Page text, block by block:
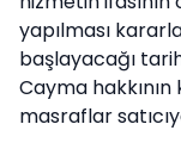
yapılması
başlayacağı
Cayma
masraflar